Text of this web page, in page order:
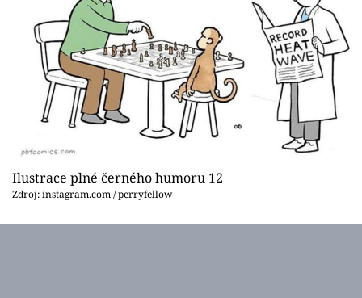
Ilustrace plné černého humoru 12
Zdroj: instagram.com / perryfellow